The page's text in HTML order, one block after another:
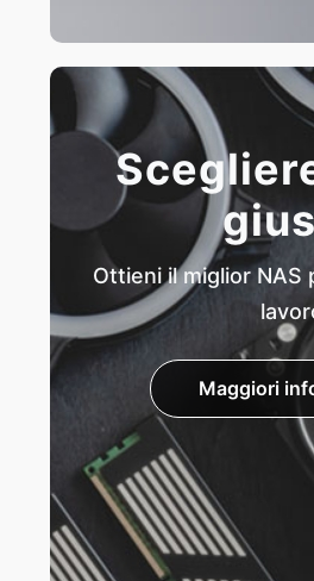
Ottieni il miglior NAS
Maggiori